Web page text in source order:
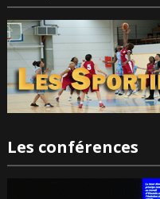
Les conférences